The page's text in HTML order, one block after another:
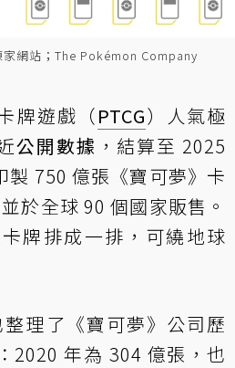
家網站；The Pokémon Company
牌遊戲（PTCG）人氣極
公開數據 ，結算至 2025
製 750 億張《寶可夢》卡
於全球 90 個國家販售。
牌排成一排，可繞地球
理了《寶可夢》公司歷
2020 年為 304 億張，也